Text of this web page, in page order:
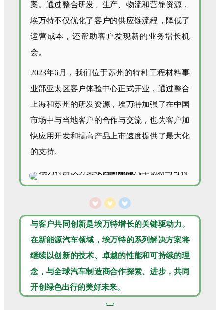
案。通过整合研发、生产、物流和营销资源，
埃万特不仅优化了客户的供应链流程，降低了
运营成本，还帮助客户发现新的业务增长机
会。
2023年6月，我们位于苏州的特种工程材料事
业部亚太区客户体验中心正式开业，通过整合
上海和苏州的研发资源，埃万特加强了在中国
市场中与当地客户的合作与交流，也为客户加
快应用开发和提高产品上市速度提供了最大化
的支持。
与客户共同创新是埃万特增长的关键驱动力。
在新能源汽车领域，埃万特的系列解决方案将
继续以创新的技术、卓越的性能和可持续的理
念，与全球汽车制造商合作探索、进步，共同
开创绿色出行的美好未来。